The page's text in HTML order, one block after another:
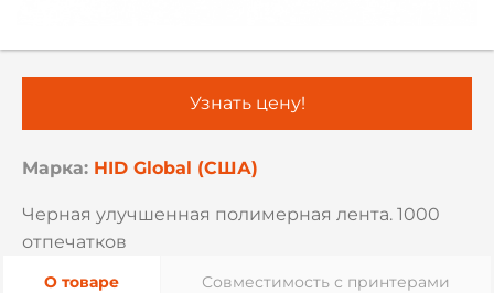
Марка: HID Global (США)
Черная улучшенная полимерная лента. 1000
отпечатков
Узнать цену!
О товаре Совместимость с принтерами